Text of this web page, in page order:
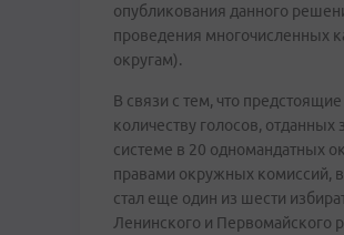
опубликования данного
проведения многочисленных
округам).
В связи с тем, что
количеству голосов,
системе в 20 одномандатных
правами окружных комиссий,
стал еще один из шести
Ленинского и Первомайского